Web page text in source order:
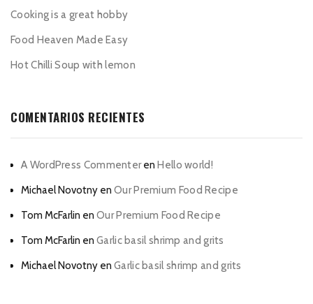
Cooking is a great hobby
Food Heaven Made Easy
Hot Chilli Soup with lemon
COMENTARIOS RECIENTES
A WordPress CommenterenHello world!
Michael Novotny en Our Premium Food Recipe
Tom McFarlin en Our Premium Food Recipe
Tom McFarlin en Garlic basil shrimp and grits
Michael Novotny en Garlic basil shrimp and grits